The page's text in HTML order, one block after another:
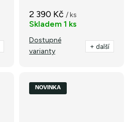
2 390 Kč / ks
Skladem 1 ks
Dostupné
varianty
+ další
NOVINKA